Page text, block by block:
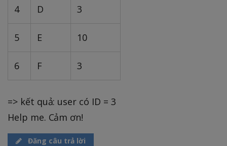
4 D 3
5 E 10
6 F 3
=> kết quả: user có ID = 3
Help me. Cảm ơn!
Đăng câu trả lời